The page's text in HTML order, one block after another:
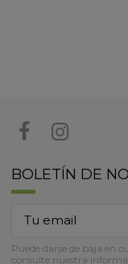
BOLETÍN DE
Puede darse de baja en
consulte nuestra